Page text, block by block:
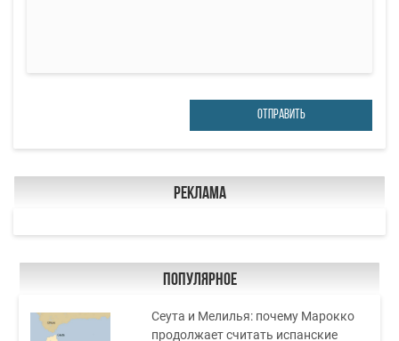
ОТПРАВИТЬ
Реклама
Популярное
Сеута и Мелилья: почему Марокко
продолжает считать испанские